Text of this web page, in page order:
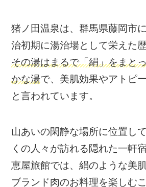
猪ノ田温泉は、群馬県藤岡市
治初期に湯治場として栄えた
その湯はまるで「絹」をまと
かな湯で、美肌効果やアトピ
と言われています。
山あいの閑静な場所に位置し
くの人々が訪れる隠れた一軒
恵屋旅館では、絹のような美
ブランド肉のお料理を楽しむ